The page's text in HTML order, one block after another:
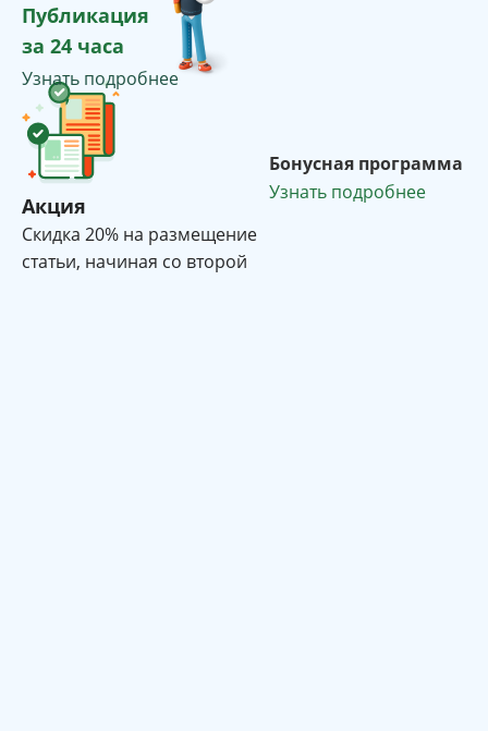
Публикация
за 24 часа
Узнать подробнее
Акция
Cкидка 20% на размещение
статьи, начиная со второй
Бонусная программа
Узнать подробнее